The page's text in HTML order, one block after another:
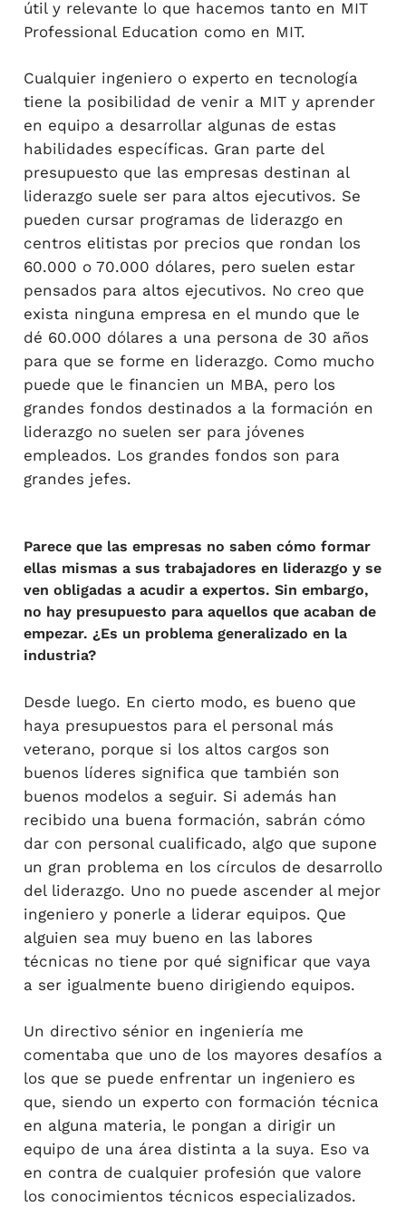
útil y relevante lo que hacemos tanto en MIT
Professional Education como en MIT.
Cualquier ingeniero o experto en tecnología
tiene la posibilidad de venir a MIT y aprender
en equipo a desarrollar algunas de estas
habilidades específicas. Gran parte del
presupuesto que las empresas destinan al
liderazgo suele ser para altos ejecutivos. Se
pueden cursar programas de liderazgo en
centros elitistas por precios que rondan los
60.000 o 70.000 dólares, pero suelen estar
pensados para altos ejecutivos. No creo que
exista ninguna empresa en el mundo que le
dé 60.000 dólares a una persona de 30 años
para que se forme en liderazgo. Como mucho
puede que le financien un MBA, pero los
grandes fondos destinados a la formación en
liderazgo no suelen ser para jóvenes
empleados. Los grandes fondos son para
grandes jefes.
Parece que las empresas no saben cómo formar
ellas mismas a sus trabajadores en liderazgo y se
ven obligadas a acudir a expertos. Sin embargo,
no hay presupuesto para aquellos que acaban de
empezar. ¿Es un problema generalizado en la
industria?
Desde luego. En cierto modo, es bueno que
haya presupuestos para el personal más
veterano, porque si los altos cargos son
buenos líderes significa que también son
buenos modelos a seguir. Si además han
recibido una buena formación, sabrán cómo
dar con personal cualificado, algo que supone
un gran problema en los círculos de desarrollo
del liderazgo. Uno no puede ascender al mejor
ingeniero y ponerle a liderar equipos. Que
alguien sea muy bueno en las labores
técnicas no tiene por qué significar que vaya
a ser igualmente bueno dirigiendo equipos.
Un directivo sénior en ingeniería me
comentaba que uno de los mayores desafíos a
los que se puede enfrentar un ingeniero es
que, siendo un experto con formación técnica
en alguna materia, le pongan a dirigir un
equipo de una área distinta a la suya. Eso va
en contra de cualquier profesión que valore
los conocimientos técnicos especializados.